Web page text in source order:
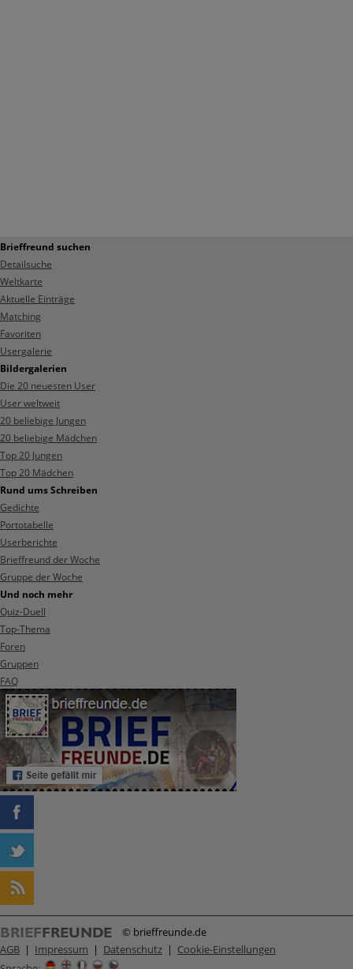
Brieffreund suchen
Detailsuche
Weltkarte
Aktuelle Einträge
Matching
Favoriten
Usergalerie
Bildergalerien
Die 20 neuesten User
User weltweit
20 beliebige Jungen
20 beliebige Mädchen
Top 20 Jungen
Top 20 Mädchen
Rund ums Schreiben
Gedichte
Portotabelle
Userberichte
Brieffreund der Woche
Gruppe der Woche
Und noch mehr
Quiz-Duell
Top-Thema
Foren
Gruppen
FAQ
© brieffreunde.de
AGB | Impressum | Datenschutz | Cookie-Einstellungen